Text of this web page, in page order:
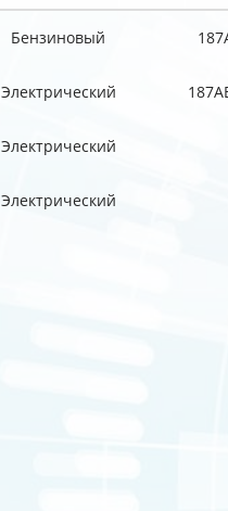
Бензиновый
Электрический
Электрический
Электрический